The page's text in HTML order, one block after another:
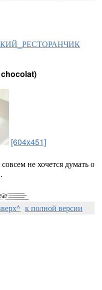
[604x451]
не хочется думать о
к полной версии